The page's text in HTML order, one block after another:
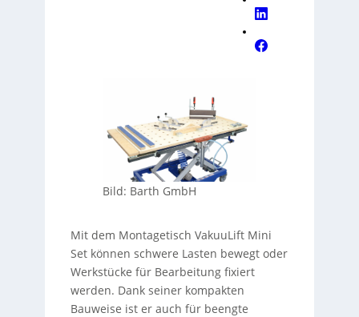
Bild: Barth GmbH
Mit dem Montagetisch VakuuLift Mini
Set können schwere Lasten bewegt oder
Werkstücke für Bearbeitung fixiert
werden. Dank seiner kompakten
Bauweise ist er auch für beengte